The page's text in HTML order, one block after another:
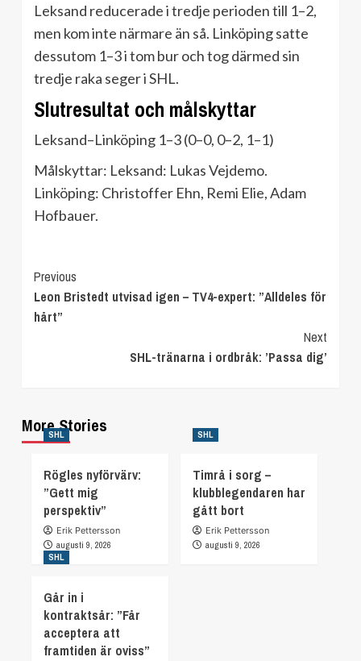
Leksand reducerade i tredje perioden till 1–2,
men kom inte närmare än så. Linköping satte
dessutom 1–3 i tom bur och tog därmed sin
tredje raka seger i SHL.
Slutresultat och målskyttar
Leksand–Linköping 1–3 (0–0, 0–2, 1–1)
Målskyttar: Leksand: Lukas Vejdemo.
Linköping: Christoffer Ehn, Remi Elie, Adam
Hofbauer.
Continue
Reading
Previous
Leon Bristedt utvisad igen – TV4-expert: ”Alldeles för
hårt”
Next
SHL-tränarna i ordbråk: ’Passa dig’
More Stories
SHL
Rögles nyförvärv:
”Gett mig
perspektiv”
Erik Pettersson
augusti 9, 2026
SHL
Timrå i sorg –
klubblegendaren har
gått bort
Erik Pettersson
augusti 9, 2026
SHL
Går in i
kontraktsår: ”Får
acceptera att
framtiden är oviss”